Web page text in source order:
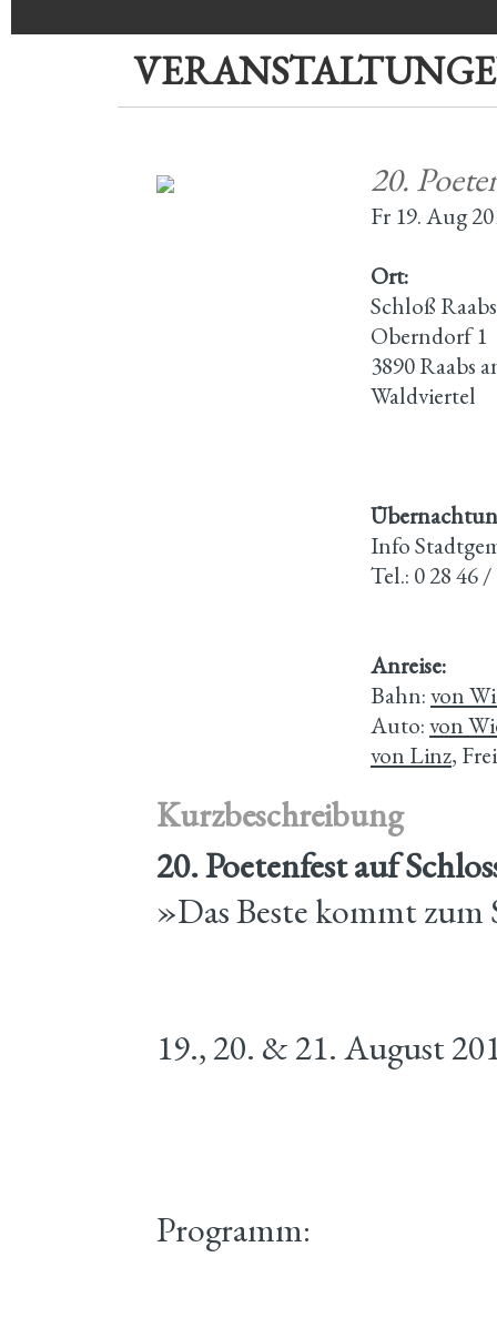
20.
Fr 19. Aug
Ort:
Schloß Raabs
Oberndorf 1
3890 Raabs
Waldviertel
Info
Tel.: 0 28 46 /
Anreise:
Bahn:von
Auto:von
von Linz,
Kurzbeschreibung
20. Poetenfest auf
»Das Beste kommt zum
19., 20. & 21. August
Programm: